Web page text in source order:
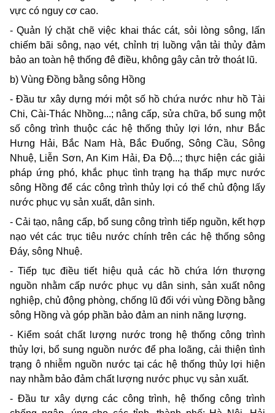
vực có nguy cơ cao.
- Quản lý chặt chẽ việc khai thác cát, sỏi lòng sông, lấn
chiếm bãi sông, nạo vét, chỉnh trị luồng vận tải thủy đảm
bảo an toàn hệ thống đê điều, không gây cản trở thoát lũ.
b) Vùng Đồng bằng sông Hồng
- Đầu tư xây dựng mới một số hồ chứa nước như hồ Tài
Chi, Cài-Thác Nhồng...; nâng cấp, sửa chữa, bổ sung một
số công trình thuộc các hệ thống thủy lợi lớn, như Bắc
Hưng Hải, Bắc Nam Hà, Bắc Đuống, Sông Cầu, Sông
Nhuệ, Liễn Sơn, An Kim Hải, Đa Độ...; thực hiện các giải
pháp ứng phó, khắc phục tình trạng hạ thấp mực nước
sông Hồng để các công trình thủy lợi có thể chủ động lấy
nước phục vụ sản xuất, dân sinh.
- Cải tạo, nâng cấp, bổ sung công trình tiếp nguồn, kết hợp
nạo vét các trục tiêu nước chính trên các hệ thống sông
Đáy, sông Nhuệ.
- Tiếp tục điều tiết hiệu quả các hồ chứa lớn thượng
nguồn nhằm cấp nước phục vụ dân sinh, sản xuất nông
nghiệp, chủ động phòng, chống lũ đối với vùng Đồng bằng
sông Hồng và góp phần bảo đảm an ninh năng lượng.
- Kiểm soát chất lượng nước trong hệ thống công trình
thủy lợi, bổ sung nguồn nước để pha loãng, cải thiện tình
trạng ô nhiễm nguồn nước tại các hệ thống thủy lợi hiện
nay nhằm bảo đảm chất lượng nước phục vụ sản xuất.
- Đầu tư xây dựng các công trình, hệ thống công trình